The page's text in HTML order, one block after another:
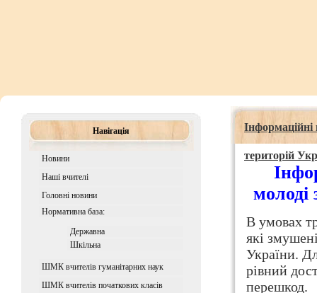
Навігація
Новини
Наші вчителі
Головні новини
Нормативна база:
Державна
Шкiльна
ШМК вчителів гуманітарних наук
ШМК вчителів початкових класів
територій
молоді
В умовах
які
України.
рівний
перешкод.